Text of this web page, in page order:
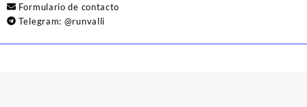
Formulario de contacto
Telegram: @runvalli